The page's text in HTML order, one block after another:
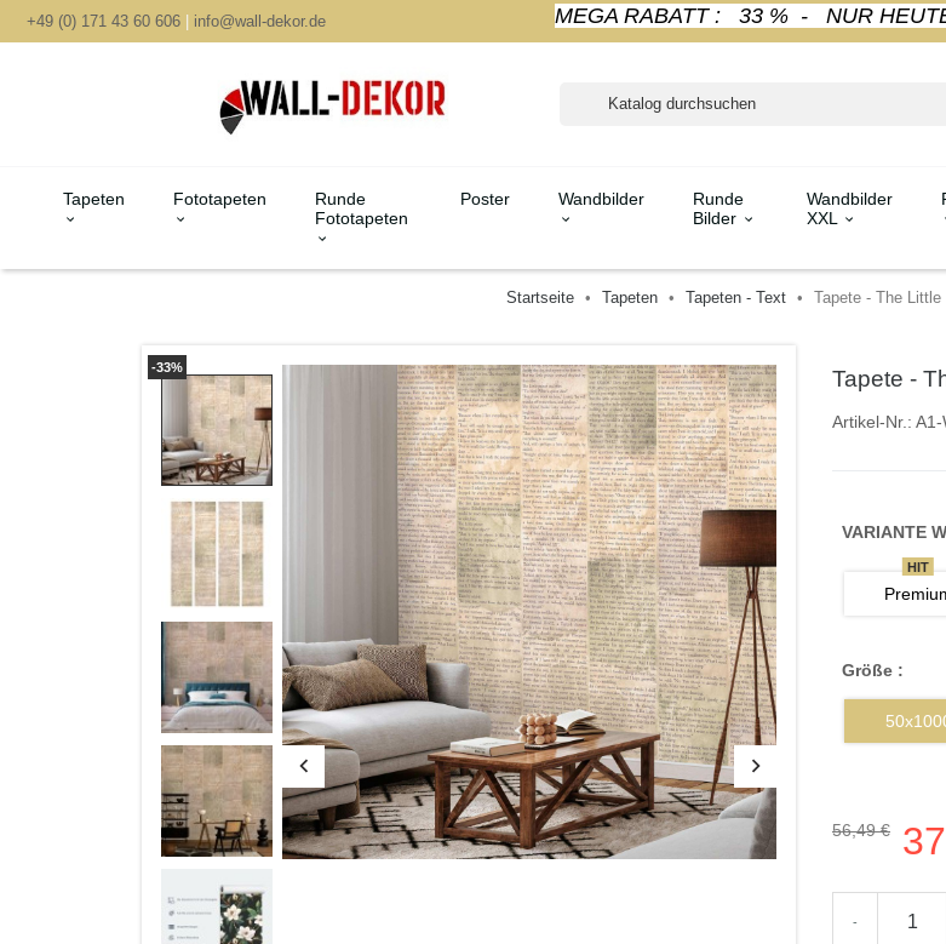
+49 (0) 171 43 60 606 | info@wall-dekor.de MEGA RABATT : 33 % - NUR
Tapeten Fototapeten
Runde
Fototapeten
Poster Wandbilder
Runde
Bilder
Wandbilder
XXL
Startseite Tapeten Tapeten - Text Tapete - The
-33% Tapete -
Artikel-Nr.: A1-
VARIANTE
HIT
Größe :
56,49 €
-